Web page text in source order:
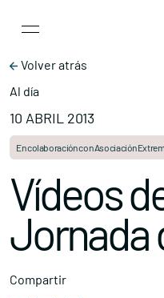
Main
Volver atrás
Al día
10 ABRIL 2013
En colaboración con Asociación
Vídeos
Jornada
Compartir